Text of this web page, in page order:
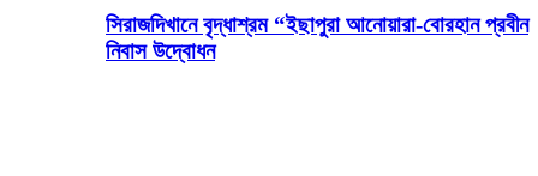
সিরাজদিখানে বৃদ্ধাশ্রম “ইছাপুরা আনোয়ারা-বোরহান প্রবীন
নিবাস উদ্বোধন